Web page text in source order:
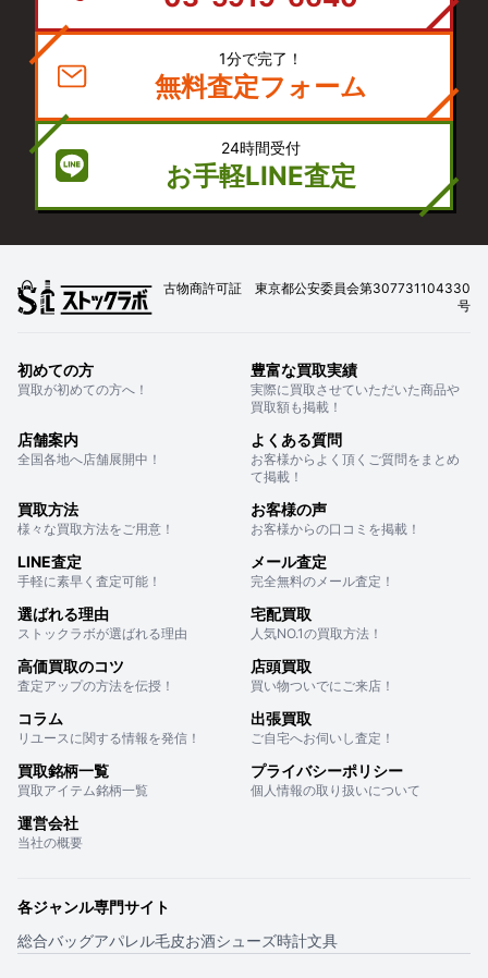
1分で完了！
無料査定フォーム
24時間受付
お手軽LINE査定
古物商許可証 東京都公安委員会第307731104330
号
初めての方
買取が初めての方へ！
豊富な買取実績
実際に買取させていただいた商品や
買取額も掲載！
店舗案内
全国各地へ店舗展開中！
よくある質問
お客様からよく頂くご質問をまとめ
て掲載！
買取方法
様々な買取方法をご用意！
お客様の声
お客様からの口コミを掲載！
LINE査定
手軽に素早く査定可能！
メール査定
完全無料のメール査定！
選ばれる理由
ストックラボが選ばれる理由
宅配買取
人気NO.1の買取方法！
高価買取のコツ
査定アップの方法を伝授！
店頭買取
買い物ついでにご来店！
コラム
リユースに関する情報を発信！
出張買取
ご自宅へお伺いし査定！
買取銘柄一覧
買取アイテム銘柄一覧
プライバシーポリシー
個人情報の取り扱いについて
運営会社
当社の概要
各ジャンル専門サイト
総合バッグアパレル毛皮お酒シューズ時計文具